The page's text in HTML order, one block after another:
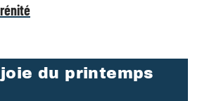
du printemps